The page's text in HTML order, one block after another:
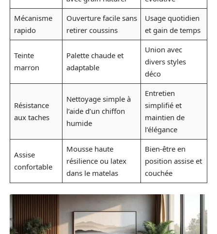
Mécanisme
rapido
Ouverture facile sans
retirer coussins
Usage quotidien
et gain de temps
Teinte
marron
Palette chaude et
adaptable
Union avec
divers styles
déco
Résistance
aux taches
Nettoyage simple à
l’aide d’un chiffon
humide
Entretien
simplifié et
maintien de
l’élégance
Assise
confortable
Mousse haute
résilience ou latex
dans le matelas
Bien-être en
position assise et
couchée